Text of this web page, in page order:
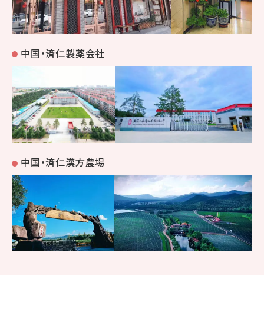
中国・済仁製薬会社
中国・済仁漢方農場